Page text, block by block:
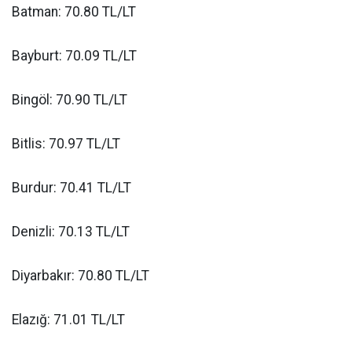
Batman: 70.80 TL/LT
Bayburt: 70.09 TL/LT
Bingöl: 70.90 TL/LT
Bitlis: 70.97 TL/LT
Burdur: 70.41 TL/LT
Denizli: 70.13 TL/LT
Diyarbakır: 70.80 TL/LT
Elazığ: 71.01 TL/LT